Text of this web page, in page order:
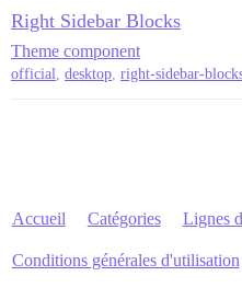
Right Sidebar Blocks
Theme component
official desktop right-sidebar-
Accueil Catégories Lignes
Conditions générales d'utilisation